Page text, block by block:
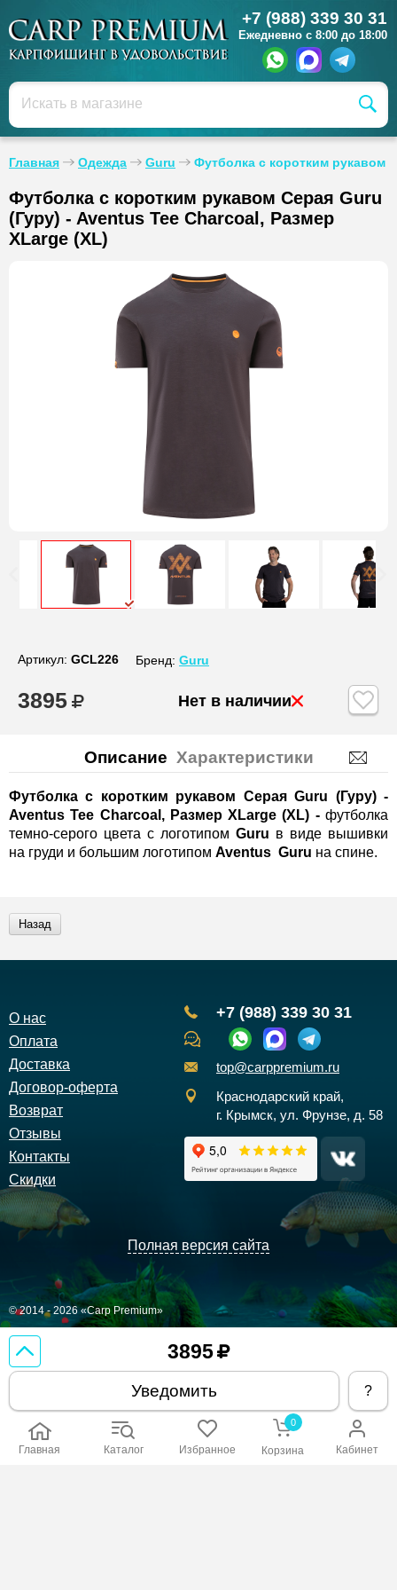
Главная Каталог Избранное
0
Кабинет
+7 (988) 339 30 31
Ежедневно с 8:00 до 18:00
Главная Одежда Guru Футболка с коротким рукавом
Футболка с коротким рукавом Серая Guru
(Гуру) - Aventus Tee Charcoal, Размер
XLarge (XL)
Артикул: GCL226 Бренд: Guru
3895
3895
Уведомить ?
Нет в наличии
Описание Характеристики
Футболка с коротким рукавом Серая Guru (Гуру) -
Aventus Tee Charcoal, Размер XLarge (XL) - футболка
темно-серого цвета с логотипом Guru в виде вышивки
на груди и большим логотипом Aventus Guru на спине.
Назад
+7 (988) 339 30 31
top@carppremium.ru
Краснодарский край,
г. Крымск, ул. Фрунзе, д. 58
О нас
Оплата
Доставка
Договор-оферта
Возврат
Отзывы
Контакты
Скидки
Полная версия сайта
© 2014 - 2026 «Carp Premium»